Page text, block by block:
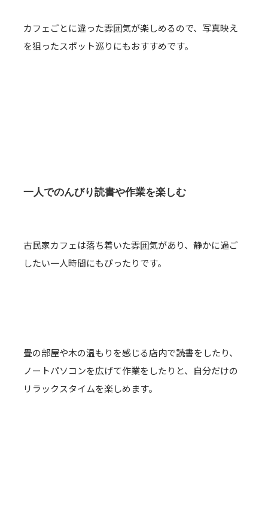
カフェごとに違った雰囲気が楽しめるので、写真映え
を狙ったスポット巡りにもおすすめです。
一人でのんびり読書や作業を楽しむ
古民家カフェは落ち着いた雰囲気があり、静かに過ご
したい一人時間にもぴったりです。
畳の部屋や木の温もりを感じる店内で読書をしたり、
ノートパソコンを広げて作業をしたりと、自分だけの
リラックスタイムを楽しめます。